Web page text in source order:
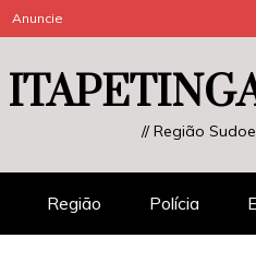
Anuncie
// Região
Região Polícia